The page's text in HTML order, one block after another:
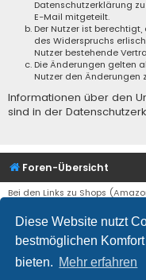
Diese Website nutzt
bestmöglichen
bieten. Mehr erfahren
Datenschutzerklärung
E-Mail mitgeteilt.
Der Nutzer ist
des Widerspruchs
Nutzer bestehende
Die Änderungen gelten
Nutzer den Änderungen
Informationen über den
sind in der
Foren-Übersicht
Bei den Links zu Shops
Stern (*) markiert sind,
den Kauf eines
Umsatzbeteiligung
Einnahmen helfen die